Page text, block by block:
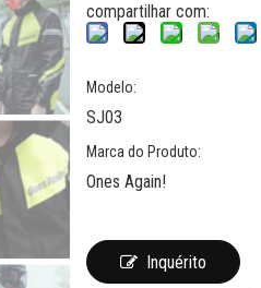
compartilhar com:
Modelo:
SJ03
Marca do Produto:
Ones Again!
Inquérito